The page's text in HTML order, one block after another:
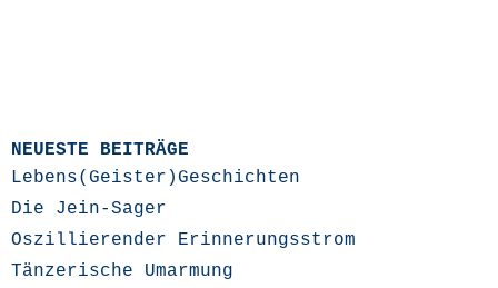
NEUESTE BEITRÄGE
Lebens(Geister)Geschichten
Die Jein-Sager
Oszillierender Erinnerungsstrom
Tänzerische Umarmung